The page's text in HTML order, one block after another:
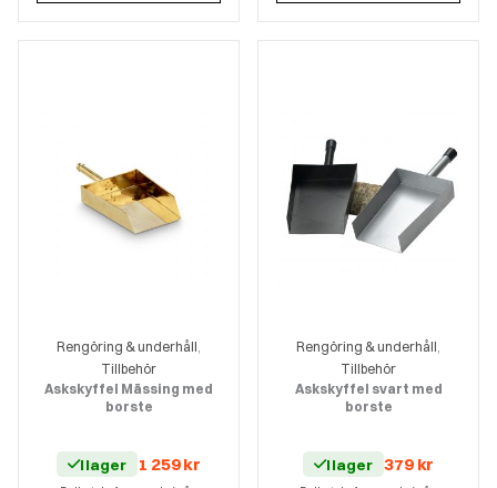
Rengöring & underhåll,
Tillbehör
Askskyffel Mässing med
borste
I lager 1 259kr
Rengöring & underhåll,
Tillbehör
Askskyffel svart med
borste
I lager 379 kr